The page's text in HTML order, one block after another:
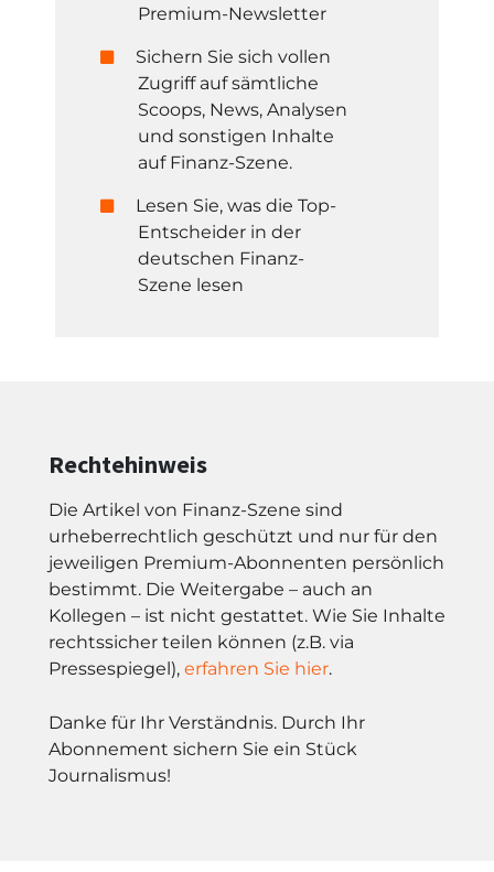
Premium-Newsletter
Sichern Sie sich vollen
Zugriff auf sämtliche
Scoops, News, Analysen
und sonstigen Inhalte
auf Finanz-Szene.
Lesen Sie, was die Top-
Entscheider in der
deutschen Finanz-
Szene lesen
Rechtehinweis
Die Artikel von Finanz-Szene sind
urheberrechtlich geschützt und nur für den
jeweiligen Premium-Abonnenten persönlich
bestimmt. Die Weitergabe – auch an
Kollegen – ist nicht gestattet. Wie Sie Inhalte
rechtssicher teilen können (z.B. via
Pressespiegel), erfahren Sie hier.
Danke für Ihr Verständnis. Durch Ihr
Abonnement sichern Sie ein Stück
Journalismus!